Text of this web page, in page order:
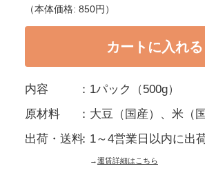
（本体価格: 850円）
内容
1パック（500g）
原材料
大豆（国産）、米（
出荷・送料 1～4営業日以内に出
→運賃詳細はこちら